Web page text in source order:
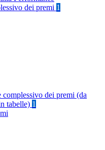
dei premi 1
complessivo dei premi (da
tabelle) 1